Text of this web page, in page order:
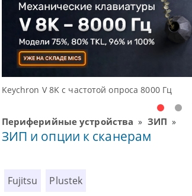
Доступные решения начального
Периферийные устройства » ЗИП »
ЗИП и опции к сканерам
Fujitsu Plustek